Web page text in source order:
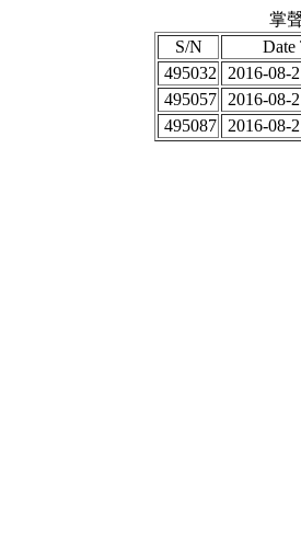
掌
S/N
Date
495032
2016-08-
495057
2016-08-
495087
2016-08-